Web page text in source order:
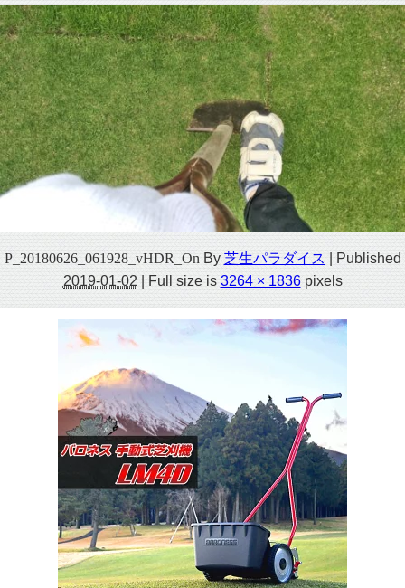
P_20180626_061928_vHDR_On By 芝生パラダイス
Published
2019-01-02
Full size is 3264 × 1836pixels